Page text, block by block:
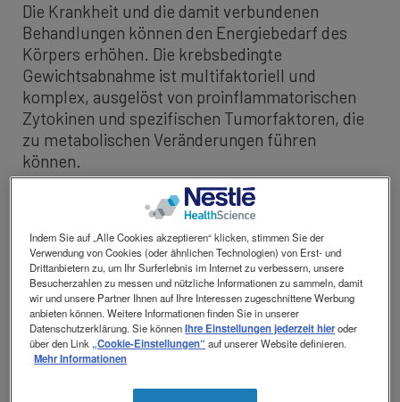
Contact
revamp
Kontakt
Social
revamp
Ansicht wechseln
Die Krankheit und die damit verbundenen
Behandlungen können den Energiebedarf des
Körpers erhöhen. Die krebsbedingte
Gewichtsabnahme ist multifaktoriell und
komplex, ausgelöst von proinflammatorischen
Zytokinen und spezifischen Tumorfaktoren, die
zu metabolischen Veränderungen führen
können.
Die veränderte Stoffwechsellage und
Nebenwirkungen wie verminderter Appetit,
Übelkeit, Erbrechen, Geschmacksstörungen etc.
führen häufig zu einer reduzierten Kalorien-,
Protein- und Mikronährstoffzufuhr. Diese ist
jedoch entscheidend für eine ausreichende
Energieaufnahme zur Erhaltung der Muskulatur
und der körperlichen und mentalen Funktionen.
Indem Sie auf „Alle Cookies akzeptieren“ klicken, stimmen Sie der
Verwendung von Cookies (oder ähnlichen Technologien) von Erst- und
Drittanbietern zu, um Ihr Surferlebnis im Internet zu verbessern, unsere
Besucherzahlen zu messen und nützliche Informationen zu sammeln, damit
wir und unsere Partner Ihnen auf Ihre Interessen zugeschnittene Werbung
anbieten können. Weitere Informationen finden Sie in unserer
Datenschutzerklärung. Sie könnenIhre Einstellungen jederzeit hieroder
über den Link „Cookie-Einstellungen“ auf unserer Website definieren.
Mehr Informationen